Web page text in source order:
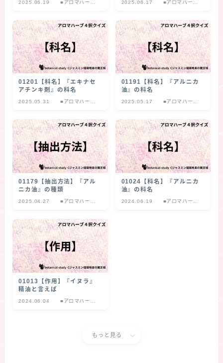
2025.06.19
■アロマハーブ
2025.06.17
■アロマハーブ
01201【科名】『エキナセ
アチンキ剤』の科名
2025.05.31
■アロマハーブ
01191【科名】『アルニカ
油』の科名
2025.05.17
■アロマハーブ
01179【抽出方法】『アル
ニカ油』の種類
2025.04.27
■アロマハーブ
01024【科名】『アルニカ
油』の科名
2024.06.19
■アロマハーブ
01013【作用】『イヌラ』
精油と言えば
2024.06.04
■アロマハーブ
もっと見る